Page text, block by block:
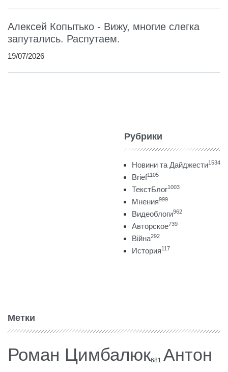
Алексей Копытько - Вижу, многие слегка
запутались. Распутаем.
19/07/2026
Рубрики
Новини та Дайджести1534
Brief1105
ТекстБлог1003
Мнения999
Видеоблоги962
Авторское739
Війна292
История117
Метки
Роман Цимбалюк681 Антон